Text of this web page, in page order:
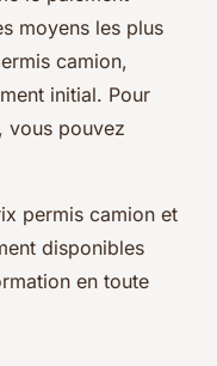
moyens les plus
camion,
initial. Pour
vous pouvez
permis camion et
disponibles
en toute